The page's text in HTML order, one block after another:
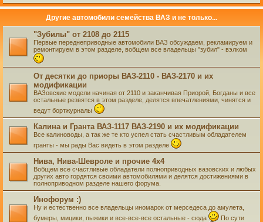
Другие автомобили семейства ВАЗ и не только...
"Зубилы" от 2108 до 2115
Первые переднеприводные автомобили ВАЗ обсуждаем, рекламируем и
ремонтируем в этом разделе, вобщем все владельцы "зубил" - вэлком
От десятки до приоры ВАЗ-2110 - ВАЗ-2170 и их
модификации
ВАЗовские модели начиная от 2110 и заканчивая Приорой, Богданы и все
остальные резвятся в этом разделе, делятся впечатлениями, чинятся и
ведут бортжурналы
Калина и Гранта ВАЗ-1117 ВАЗ-2190 и их модификации
Все калиноводы, а так же те кто успел стать счастливым обладателем
гранты - мы рады Вас видеть в этом разделе
Нива, Нива-Шевроле и прочие 4х4
Вобщем все счастливые обладатели полноприводных вазовских и любых
других авто гордятся своими автомобилями и делятся достижениями в
полноприводном разделе нашего форума.
Инофорум :)
Ну и естественно все владельцы иномарок от мерседеса до амулета,
бумеры, мицики, пыжики и все-все-все остальные - сюда
По сути